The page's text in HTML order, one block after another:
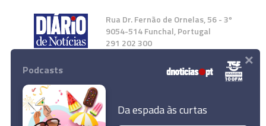
Rua Dr. Fernão de Ornelas, 56 - 3º
9054-514 Funchal, Portugal
291 202 300
Instale a nossa App
Podcasts
Da espada às curtas
×